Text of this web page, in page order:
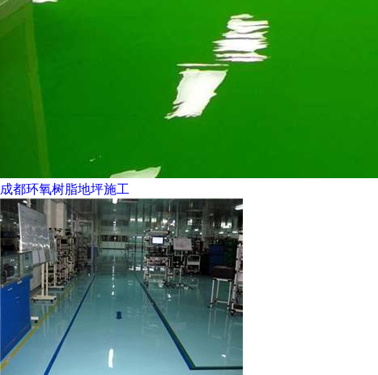
成都环氧树脂地坪施工